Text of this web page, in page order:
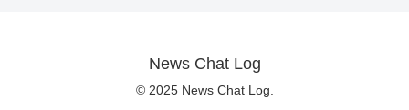
News Chat Log
© 2025 News Chat Log.